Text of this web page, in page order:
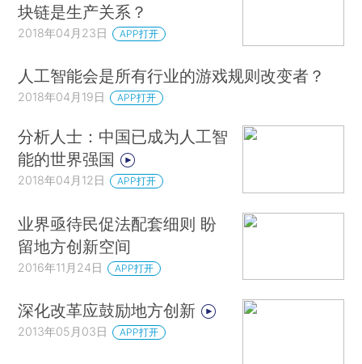
块链是生产关系？
2018年04月23日 APP打开
人工智能会是所有行业的游戏规则改变者？
2018年04月19日 APP打开
分析人士：中国已成为人工智
能的世界强国
2018年04月12日 APP打开
业界亟待民促法配套细则 盼
留地方创新空间
2016年11月24日 APP打开
深化改革应鼓励地方创新
2013年05月03日 APP打开